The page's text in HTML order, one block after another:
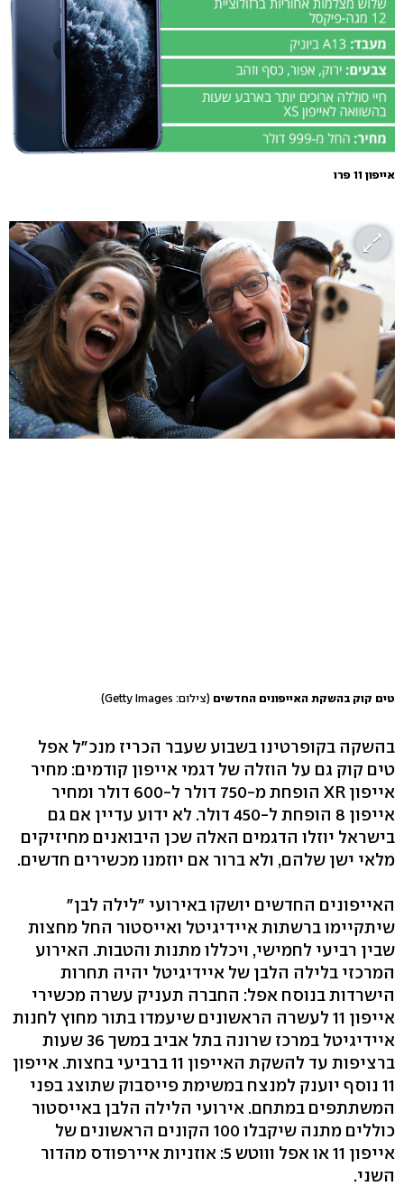
אייפון 11 פרו
טים קוק בהשקת האייפונים החדשים (צילום: Getty Images)
בהשקה בקופרטינו בשבוע שעבר הכריז מנכ"ל אפל
טים קוק גם על הוזלה של דגמי אייפון קודמים: מחיר
אייפון XR הופחת מ-750 דולר ל-600 דולר ומחיר
אייפון 8 הופחת ל-450 דולר. לא ידוע עדיין אם גם
בישראל יוזלו הדגמים האלה שכן היבואנים מחיזיקים
מלאי ישן שלהם, ולא ברור אם יוזמנו מכשירים חדשים.
האייפונים החדשים יושקו באירועי "לילה לבן"
שיתקיימו ברשתות איידיגיטל ואייסטור החל מחצות
שבין רביעי לחמישי, ויכללו מתנות והטבות. האירוע
המרכזי בלילה הלבן של איידיגיטל יהיה תחרות
הישרדות בנוסח אפל: החברה תעניק עשרה מכשירי
אייפון 11 לעשרה הראשונים שיעמדו בתור מחוץ לחנות
איידיגיטל במרכז שרונה בתל אביב במשך 36 שעות
ברציפות עד להשקת האייפון 11 ברביעי בחצות. אייפון
11 נוסף יוענק למנצח במשימת פייסבוק שתוצג בפני
המשתתפים במתחם. אירועי הלילה הלבן באייסטור
כוללים מתנה שיקבלו 100 הקונים הראשונים של
אייפון 11 או אפל וווטש 5: אוזניות איירפודס מהדור
השני.